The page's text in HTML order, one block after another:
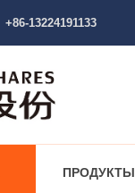
+86-13224191133
ПРОДУКТЫ